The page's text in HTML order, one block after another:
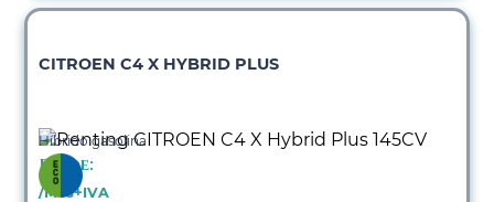
CITROEN C4 X HYBRID PLUS
Híbrido gasolina
Desde:
/Mes+IVA